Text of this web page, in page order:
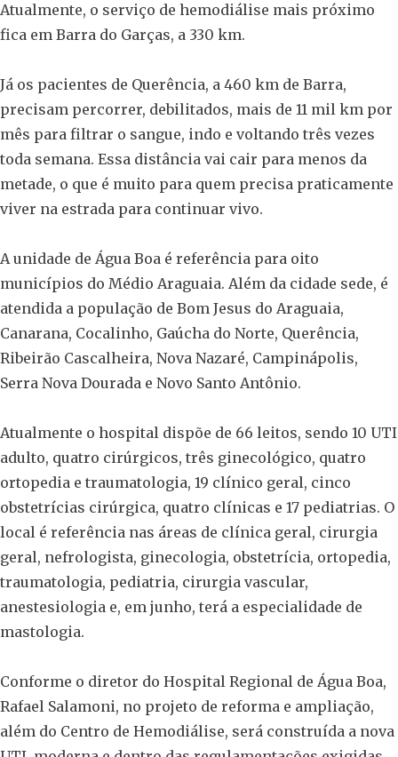
Atualmente, o serviço de hemodiálise mais próximo
fica em Barra do Garças, a 330 km.
Já os pacientes de Querência, a 460 km de Barra,
precisam percorrer, debilitados, mais de 11 mil km por
mês para filtrar o sangue, indo e voltando três vezes
toda semana. Essa distância vai cair para menos da
metade, o que é muito para quem precisa praticamente
viver na estrada para continuar vivo.
A unidade de Água Boa é referência para oito
municípios do Médio Araguaia. Além da cidade sede, é
atendida a população de Bom Jesus do Araguaia,
Canarana, Cocalinho, Gaúcha do Norte, Querência,
Ribeirão Cascalheira, Nova Nazaré, Campinápolis,
Serra Nova Dourada e Novo Santo Antônio.
Atualmente o hospital dispõe de 66 leitos, sendo 10 UTI
adulto, quatro cirúrgicos, três ginecológico, quatro
ortopedia e traumatologia, 19 clínico geral, cinco
obstetrícias cirúrgica, quatro clínicas e 17 pediatrias. O
local é referência nas áreas de clínica geral, cirurgia
geral, nefrologista, ginecologia, obstetrícia, ortopedia,
traumatologia, pediatria, cirurgia vascular,
anestesiologia e, em junho, terá a especialidade de
mastologia.
Conforme o diretor do Hospital Regional de Água Boa,
Rafael Salamoni, no projeto de reforma e ampliação,
além do Centro de Hemodiálise, será construída a nova